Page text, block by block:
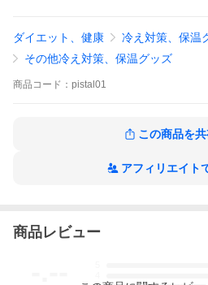
ーーーーーーーーーーーーーーー
●内容量●
60カプセル（約1カ月分）
●原材料●
ピスタチオ(アメリカ産)、マカ、ヒハ
エネルギー：212kcal / タンパク質：
炭水化物：23.6g /食物繊維：1.4g
ダイエット、健康
冷え対策、保温
その他冷え対策、保温グッズ
商品 コード： pistal01
この商品を
アフィリエイト
商品レビュー